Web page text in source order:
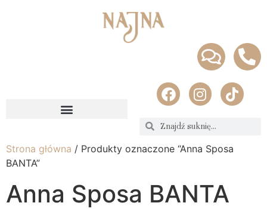
Strona główna / Produkty oznaczone “Anna Sposa
BANTA”
Anna Sposa BANTA